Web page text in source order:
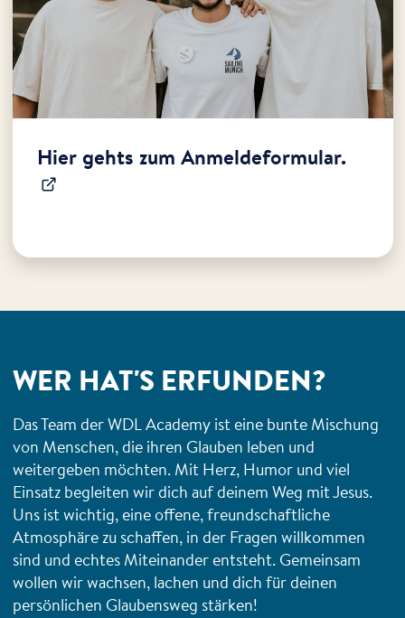
Hier gehts zum Anmeldeformular.
WER HAT'S ERFUNDEN?
Das Team der WDL Academy ist eine bunte Mischung
von Menschen, die ihren Glauben leben und
weitergeben möchten. Mit Herz, Humor und viel
Einsatz begleiten wir dich auf deinem Weg mit Jesus.
Uns ist wichtig, eine offene, freundschaftliche
Atmosphäre zu schaffen, in der Fragen willkommen
sind und echtes Miteinander entsteht. Gemeinsam
wollen wir wachsen, lachen und dich für deinen
persönlichen Glaubensweg stärken!